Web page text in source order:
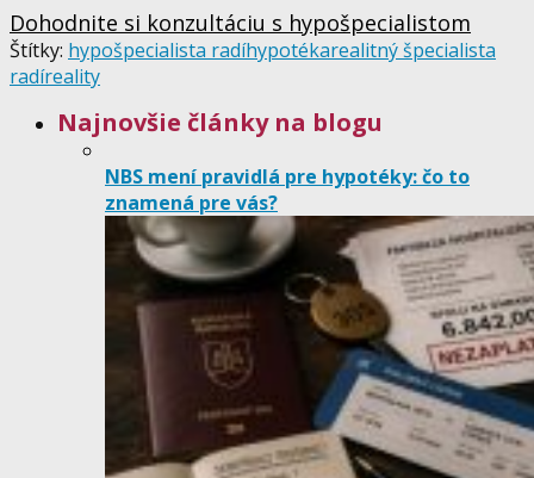
Dohodnite si konzultáciu s hypošpecialistom
Štítky: hypošpecialista radíhypotékarealitný špecialista
radíreality
Najnovšie články na blogu
NBS mení pravidlá pre hypotéky: čo to
znamená pre vás?